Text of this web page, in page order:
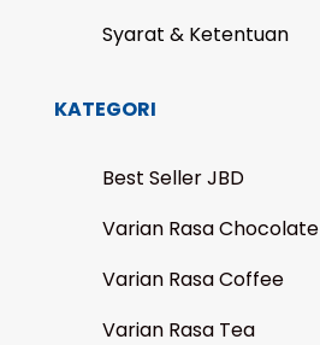
Syarat & Ketentuan
KATEGORI
Best Seller JBD
Varian Rasa Chocolate
Varian Rasa Coffee
Varian Rasa Tea